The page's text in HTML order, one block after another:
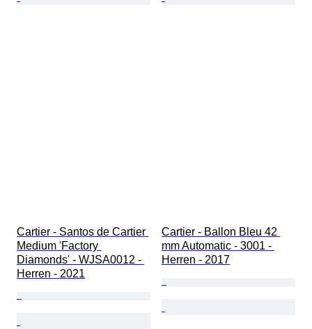
Cartier - Santos de Cartier
Medium 'Factory
Diamonds' - WJSA0012 -
Herren - 2021
Cartier - Ballon Bleu 42
mm Automatic - 3001 -
Herren - 2017